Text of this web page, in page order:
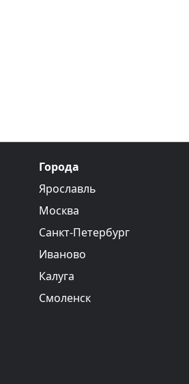
Города
Ярославль
Москва
Санкт-Петербург
Иваново
Калуга
Смоленск